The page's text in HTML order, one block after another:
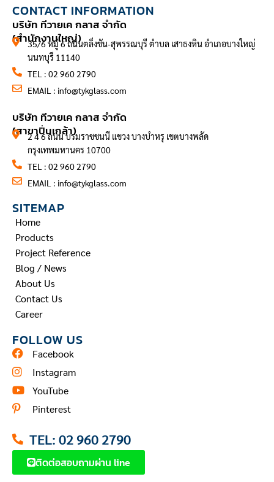
CONTACT INFORMATION
บริษัท ทีวายเค กลาส จำกัด
(สำนักงานใหญ่)
35/6 หมู่ 6 ถนนตลิ่งชัน-สุพรรณบุรี ตำบล เสาธงหิน อำเภอบางใหญ่
นนทบุรี 11140
TEL : 02 960 2790
EMAIL : info@tykglass.com
บริษัท ทีวายเค กลาส จำกัด
(สาขาปิ่นเกล้า)
2 4 6 ถนน บรมราชชนนี แขวง บางบำหรุ เขตบางพลัด
กรุงเทพมหานคร 10700
TEL : 02 960 2790
EMAIL : info@tykglass.com
SITEMAP
Home
Products
Project Reference
Blog / News
About Us
Contact Us
Career
FOLLOW US
Facebook
Instagram
YouTube
Pinterest
TEL: 02 960 2790
ติดต่อสอบถามผ่าน line